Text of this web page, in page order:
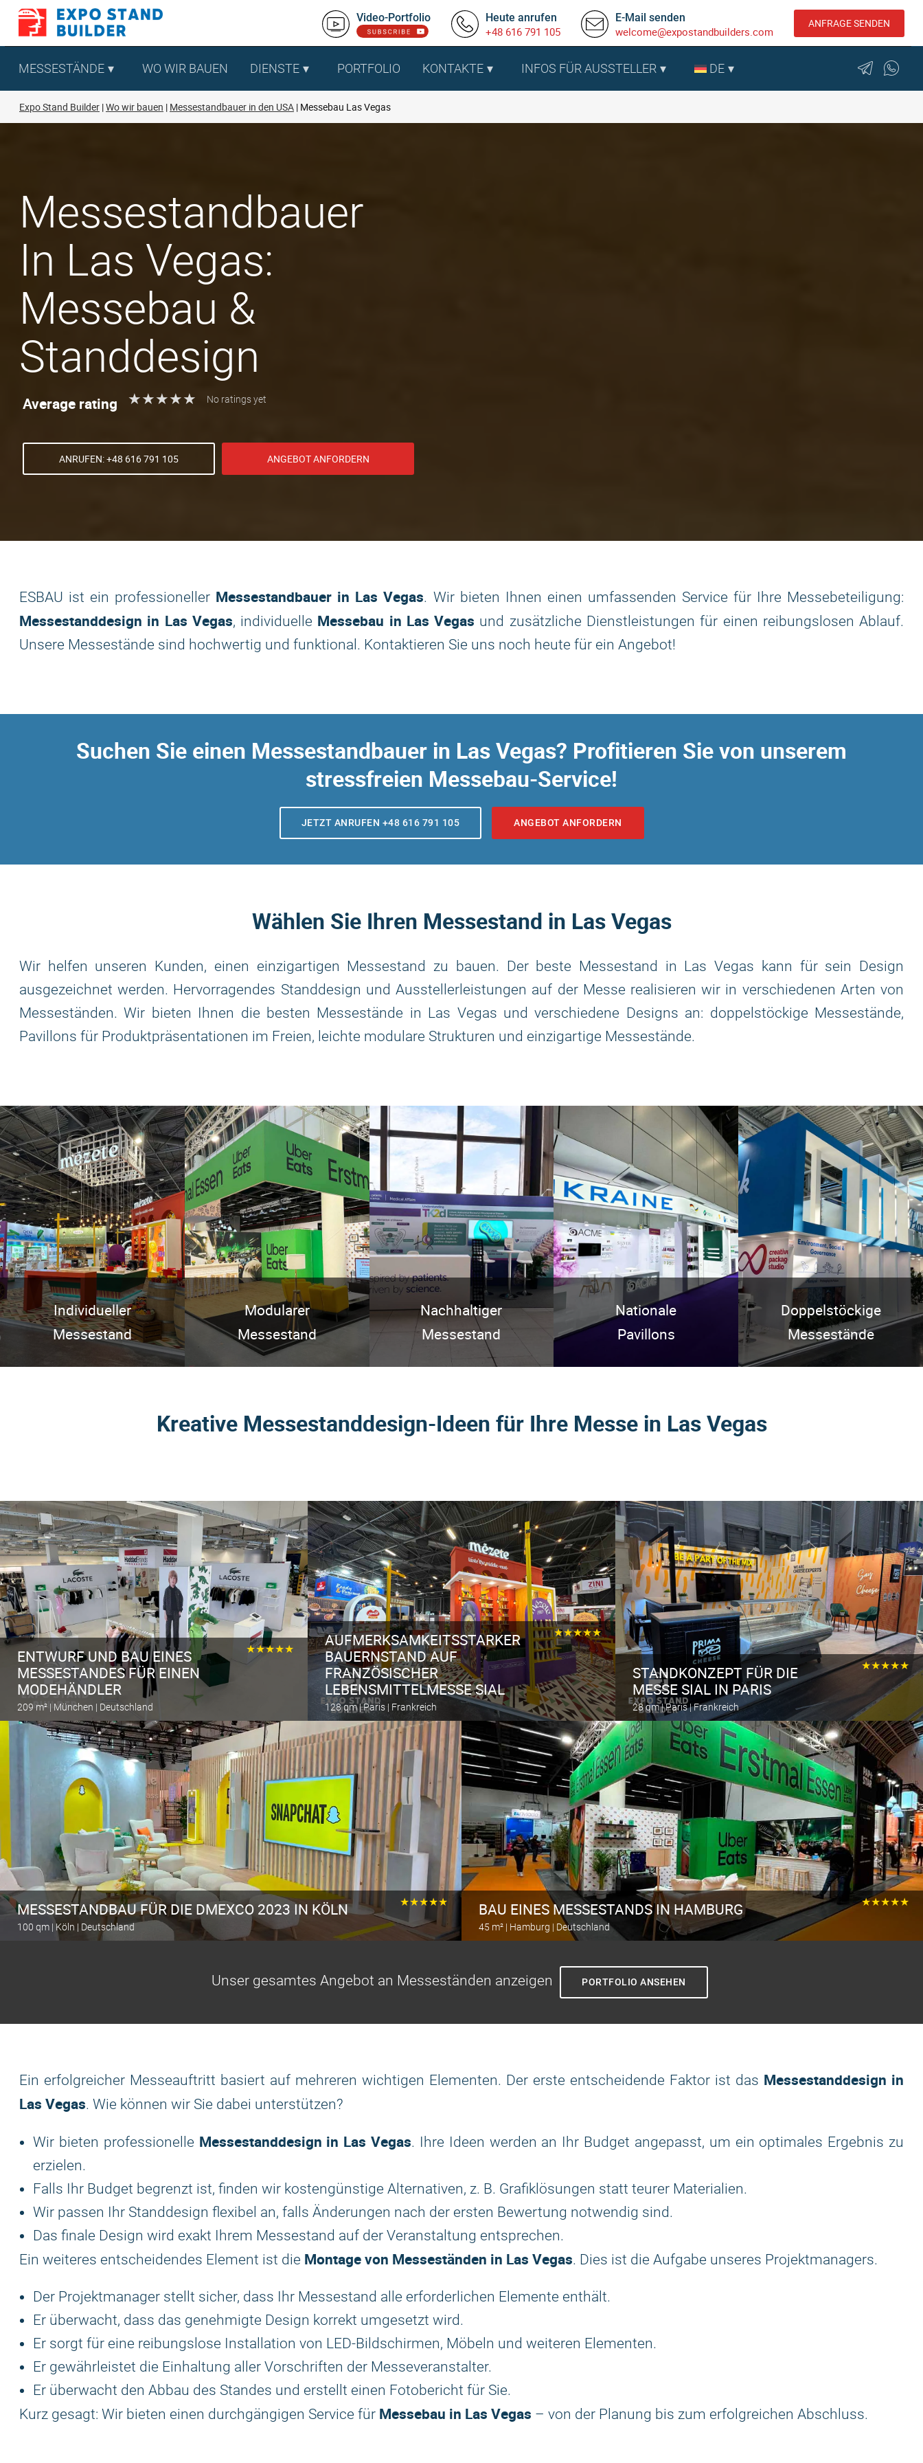
Zum
springen
Video-Portfolio Heute anrufen
+48 616 791 105
E-Mail senden
welcome@expostandbuilders.com
ANFRAGE SENDEN
MESSESTÄNDE WO WIR BAUEN DIENSTE PORTFOLIO KONTAKTE INFOS FÜR AUSSTELLER DE
Expo Stand Builder Wo wir bauen Messestandbauer in den USA Messebau Las Vegas
Messestandbauer
In Las Vegas:
Messebau &
Standdesign
Average rating ★★★★★
★★★★★ No ratings yet
ANRUFEN: +48 616 791 105 ANGEBOT ANFORDERN
ESBAU ist ein professioneller Messestandbauer in Las Vegas. Wir bieten Ihnen einen umfassenden Service für Ihre Messebeteiligung:
Messestanddesign in Las Vegas, individuelle Messebau in Las Vegas und zusätzliche Dienstleistungen für einen reibungslosen Ablauf.
Unsere Messestände sind hochwertig und funktional. Kontaktieren Sie uns noch heute für ein Angebot!
Suchen Sie einen Messestandbauer in Las Vegas? Profitieren Sie von unserem
stressfreien Messebau-Service!
JETZT ANRUFEN +48 616 791 105 ANGEBOT ANFORDERN
Wählen Sie Ihren Messestand in Las Vegas
Wir helfen unseren Kunden, einen einzigartigen Messestand zu bauen. Der beste Messestand in Las Vegas kann für sein Design
ausgezeichnet werden. Hervorragendes Standdesign und Ausstellerleistungen auf der Messe realisieren wir in verschiedenen Arten von
Messeständen. Wir bieten Ihnen die besten Messestände in Las Vegas und verschiedene Designs an: doppelstöckige Messestände,
Pavillons für Produktpräsentationen im Freien, leichte modulare Strukturen und einzigartige Messestände.
Individueller
Messestand
Modularer
Messestand
Nachhaltiger
Messestand
Nationale
Pavillons
Doppelstöckige
Messestände
Kreative Messestanddesign-Ideen für Ihre Messe in Las Vegas
ENTWURF UND BAU EINES
MESSESTANDES FÜR EINEN
MODEHÄNDLER
★★★★★
209 m² | München | Deutschland
Berechnen Sie den Messestand
AUFMERKSAMKEITSSTARKER
BAUERNSTAND AUF
FRANZÖSISCHER
LEBENSMITTELMESSE SIAL
★★★★★
128 qm | Paris | Frankreich
Berechnen Sie den Messestand
STANDKONZEPT FÜR DIE
MESSE SIAL IN PARIS
★★★★★
28 qm | Paris | Frankreich
Berechnen Sie den Messestand
MESSESTANDBAU FÜR DIE DMEXCO 2023 IN KÖLN ★★★★★
100 qm | Köln | Deutschland
BAU EINES MESSESTANDS IN HAMBURG ★★★★★
45 m² | Hamburg | Deutschland
Unser gesamtes Angebot an Messeständen anzeigen PORTFOLIO ANSEHEN
Ein erfolgreicher Messeauftritt basiert auf mehreren wichtigen Elementen. Der erste entscheidende Faktor ist das Messestanddesign in
Las Vegas. Wie können wir Sie dabei unterstützen?
Wir bieten professionelle Messestanddesign in Las Vegas. Ihre Ideen werden an Ihr Budget angepasst, um ein optimales Ergebnis zu
erzielen.
Falls Ihr Budget begrenzt ist, finden wir kostengünstige Alternativen, z. B. Grafiklösungen statt teurer Materialien.
Wir passen Ihr Standdesign flexibel an, falls Änderungen nach der ersten Bewertung notwendig sind.
Das finale Design wird exakt Ihrem Messestand auf der Veranstaltung entsprechen.
Ein weiteres entscheidendes Element ist die Montage von Messeständen in Las Vegas. Dies ist die Aufgabe unseres Projektmanagers.
Der Projektmanager stellt sicher, dass Ihr Messestand alle erforderlichen Elemente enthält.
Er überwacht, dass das genehmigte Design korrekt umgesetzt wird.
Er sorgt für eine reibungslose Installation von LED-Bildschirmen, Möbeln und weiteren Elementen.
Er gewährleistet die Einhaltung aller Vorschriften der Messeveranstalter.
Er überwacht den Abbau des Standes und erstellt einen Fotobericht für Sie.
Kurz gesagt: Wir bieten einen durchgängigen Service für Messebau in Las Vegas – von der Planung bis zum erfolgreichen Abschluss.